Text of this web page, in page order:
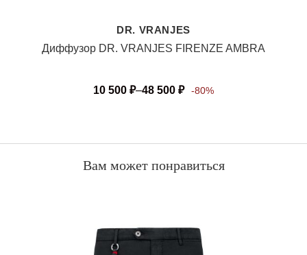
DR. VRANJES
Диффузор DR. VRANJES FIRENZE AMBRA
10 500 ₽–48 500 ₽ -80%
Вам может понравиться